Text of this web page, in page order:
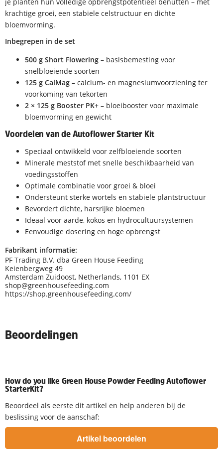
krachtige groei, een stabiele celstructuur en dichte
bloemvorming.
Inbegrepen in de set
500 g Short Flowering – basisbemesting voor
snelbloeiende soorten
125 g CalMag – calcium- en magnesiumvoorziening ter
voorkoming van tekorten
2 × 125 g Booster PK+ – bloeibooster voor maximale
bloemvorming en gewicht
Voordelen van de Autoflower Starter Kit
Speciaal ontwikkeld voor zelfbloeiende soorten
Minerale meststof met snelle beschikbaarheid van
voedingsstoffen
Optimale combinatie voor groei & bloei
Ondersteunt sterke wortels en stabiele plantstructuur
Bevordert dichte, harsrijke bloemen
Ideaal voor aarde, kokos en hydrocultuursystemen
Eenvoudige dosering en hoge opbrengst
Fabrikant informatie:
PF Trading B.V. dba Green House Feeding
Keienbergweg 49
Amsterdam Zuidoost, Netherlands, 1101 EX
shop@greenhousefeeding.com
https://shop.greenhousefeeding.com/
Beoordelingen
How do you like Green House Powder Feeding Autoflower
StarterKit?
Beoordeel als eerste dit artikel en help anderen bij de
beslissing voor de aanschaf: